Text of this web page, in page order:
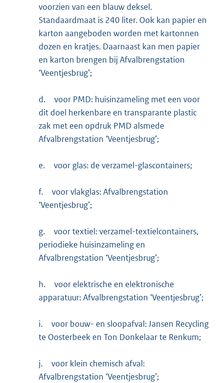
voorzien van een blauw deksel.
Standaardmaat is 240 liter. Ook kan papier en
karton aangeboden worden met kartonnen
dozen en kratjes. Daarnaast kan men papier
en karton brengen bij Afvalbrengstation
‘Veentjesbrug’;
d.
voor PMD: huisinzameling met een voor
dit doel herkenbare en transparante plastic
zak met een opdruk PMD alsmede
Afvalbrengstation ‘Veentjesbrug’;
e. voor glas: de verzamel-glascontainers;
f.
voor vlakglas: Afvalbrengstation
‘Veentjesbrug’;
g.
voor textiel: verzamel-textielcontainers,
periodieke huisinzameling en
Afvalbrengstation ‘Veentjesbrug’;
h.
voor elektrische en elektronische
apparatuur: Afvalbrengstation ‘Veentjesbrug’;
i.
voor bouw- en sloopafval: Jansen Recycling
te Oosterbeek en Ton Donkelaar te Renkum;
j.
voor klein chemisch afval:
Afvalbrengstation ‘Veentjesbrug’;